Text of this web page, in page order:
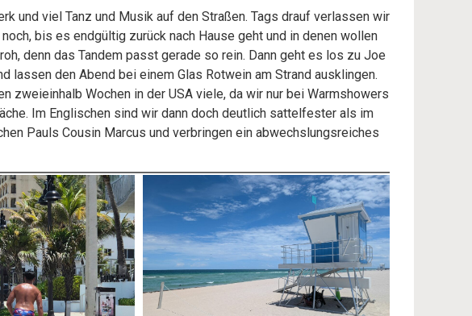
und viel Tanz und Musik auf den Straßen. Tags drauf verlassen wir
bis es endgültig zurück nach Hause geht und in denen wollen
denn das Tandem passt gerade so rein. Dann geht es los zu Joe
den Abend bei einem Glas Rotwein am Strand ausklingen.
zweieinhalb Wochen in der USA viele, da wir nur bei Warmshowers
Im Englischen sind wir dann doch deutlich sattelfester als im
Pauls Cousin Marcus und verbringen ein abwechslungsreiches